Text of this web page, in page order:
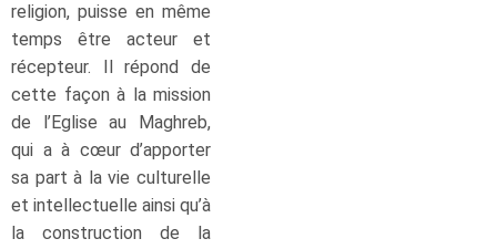
religion, puisse en même
temps être acteur et
récepteur. Il répond de
cette façon à la mission
de l’Eglise au Maghreb,
qui a à cœur d’apporter
sa part à la vie culturelle
et intellectuelle ainsi qu’à
la construction de la